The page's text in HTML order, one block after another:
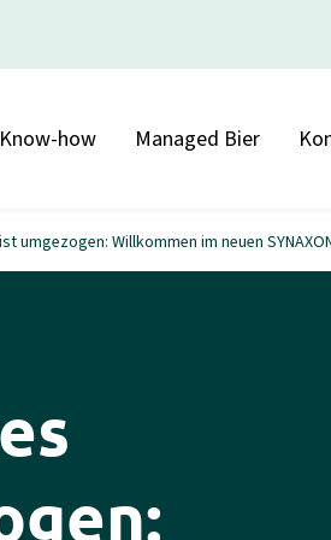
Know-how Managed Bier
umgezogen: Willkommen im neuen